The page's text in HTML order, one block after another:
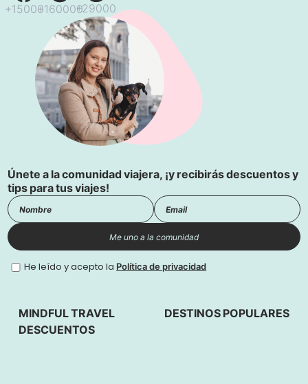
+15000+160000+29000
Únete a la comunidad viajera, ¡y recibirás descuentos y
tips para tus viajes!
Me uno a la comunidad
He leído y acepto la Política de privacidad
MINDFUL TRAVEL
DESTINOS POPULARES
DESCUENTOS